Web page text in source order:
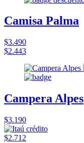
Camisa Palma
$3.490
$2.443
Campera Alpes
$3.190
$2.712